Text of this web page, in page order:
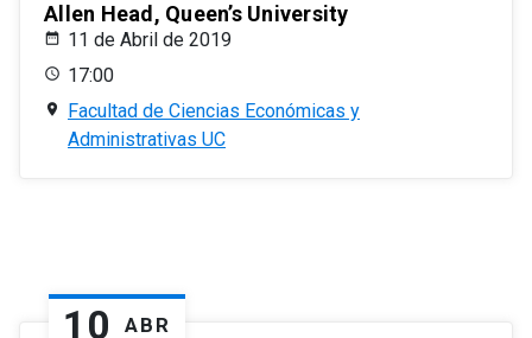
Allen Head, Queen’s University
11 de Abril de 2019
17:00
Facultad de Ciencias Económicas y
Administrativas UC
10 ABR